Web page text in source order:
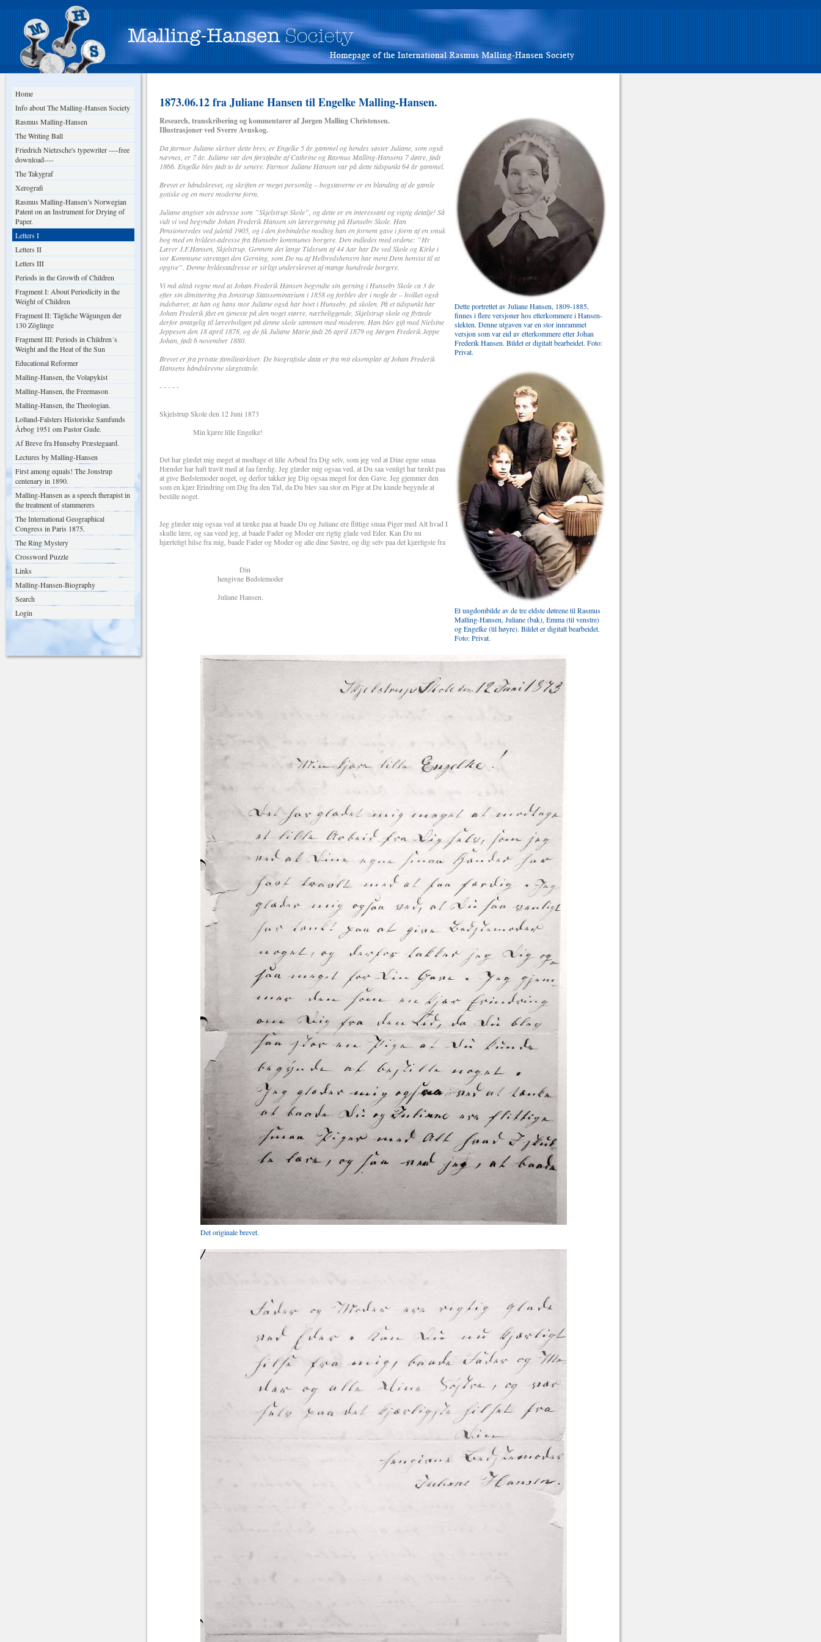
Home
Info about The Malling-Hansen Society
Rasmus Malling-Hansen
The Writing Ball
Friedrich Nietzsche's typewriter ----free
download----
The Takygraf
Xerografi
Rasmus Malling-Hansen’s Norwegian
Patent on an Instrument for Drying of
Paper.
Letters I
Letters II
Letters III
Periods in the Growth of Children
Fragment I: About Periodicity in the
Weight of Children
Fragment II: Tägliche Wägungen der
130 Zöglinge
Fragment III: Periods in Children´s
Weight and the Heat of the Sun
Educational Reformer
Malling-Hansen, the Volapykist
Malling-Hansen, the Freemason
Malling-Hansen, the Theologian.
Lolland-Falsters Historiske Samfunds
Årbog 1951 om Pastor Gude.
Af Breve fra Hunseby Præstegaard.
Lectures by Malling-Hansen
First among equals! The Jonstrup
centenary in 1890.
Malling-Hansen as a speech therapist in
the treatment of stammerers
The International Geographical
Congress in Paris 1875.
The Ring Mystery
Crossword Puzzle
Links
Malling-Hansen-Biography
Search
Login
1873.06.12 fra Juliane Hansen til Engelke Malling-Hansen.
Dette portrettet av Juliane Hansen, 1809-1885,
finnes i flere versjoner hos etterkommere i Hansen-
slekten. Denne utgaven var en stor innrammet
versjon som var eid av etterkommere etter Johan
Frederik Hansen. Bildet er digitalt bearbeidet. Foto:
Privat.
Et ungdombilde av de tre eldste døtrene til Rasmus
Malling-Hansen, Juliane (bak), Emma (til venstre)
og Engelke (til høyre). Bildet er digitalt bearbeidet.
Foto: Privat.
Research, transkribering og kommentarer af Jørgen Malling Christensen.
Illustrasjoner ved Sverre Avnskog.
Da farmor Juliane skriver dette brev, er Engelke 5 år gammel og hendes søster Juliane, som også
nævnes, er 7 år. Juliane var den førstfødte af Cathrine og Rasmus Malling-Hansens 7 døtre, født
1866. Engelke blev født to år senere. Farmor Juliane Hansen var på dette tidspunkt 64 år gammel.
Brevet er håndskrevet, og skriften er meget personlig – bogstaverne er en blanding af de gamle
gotiske og en mere moderne form.
Juliane angiver sin adresse som ”Skjelstrup Skole”, og dette er en interessant og vigtig detalje! Så
vidt vi ved begyndte Johan Frederik Hansen sin lærergerning på Hunseby Skole. Han
Pensioneredes ved juletid 1905, og i den forbindelse modtog han en fornem gave i form af en smuk
bog med en hyldest-adresse fra Hunseby kommunes borgere. Den indledes med ordene: ”Hr
Lærer J.F.Hansen, Skjelstrup. Gennem det lange Tidsrum af 44 Aar har De ved Skole og Kirke i
vor Kommune varetaget den Gerning, som De nu af Helbredshensyn har ment Dem henvist til at
opgive”. Denne hyldestadresse er sirligt underskrevet af mange hundrede borgere.
Vi må altså regne med at Johan Frederik Hansen begyndte sin gerning i Hunseby Skole ca 3 år
efter sin dimittering fra Jonstrup Statsseminarium i 1858 og forblev der i nogle år – hvilket også
indebærer, at han og hans mor Juliane også har boet i Hunseby, på skolen. På et tidspunkt har
Johan Frederik fået en tjeneste på den noget større, nærbeliggende, Skjelstrup skole og flyttede
derfor antagelig til lærerboligen på denne skole sammen med moderen. Han blev gift med Nielsine
Jeppesen den 18 april 1878, og de fik Juliane Marie født 26 april 1879 og Jørgen Frederik Jeppe
Johan, født 6 november 1880.
Brevet er fra private familiearkiver. De biografiske data er fra mit eksemplar af Johan Frederik
Hansens håndskrevne slægtstavle.
- - - - -
Skjelstrup Skole den 12 Juni 1873
Min kjære lille Engelke!
Det har glædet mig meget at modtage et lille Arbeid fra Dig selv, som jeg ved at Dine egne smaa
Hænder har haft travlt med at faa færdig. Jeg glæder mig ogsaa ved, at Du saa venligt har tænkt paa
at give Bedstemoder noget, og derfor takker jeg Dig ogsaa meget for den Gave. Jeg gjemmer den
som en kjær Erindring om Dig fra den Tid, da Du blev saa stor en Pige at Du kunde begynde at
bestille noget.
Jeg glæder mig ogsaa ved at tænke paa at baade Du og Juliane ere flittige smaa Piger med Alt hvad I
skulle lære, og saa veed jeg, at baade Fader og Moder ere rigtig glade ved Eder. Kan Du nu
hjærteligt hilse fra mig, baade Fader og Moder og alle dine Søstre, og dig selv paa det kjærligste fra
Din
hengivne Bedstemoder
Juliane Hansen.
Det originale brevet.